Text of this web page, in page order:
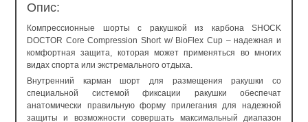
Опис:
Компрессионные шорты с ракушкой из карбона SHOCK
DOCTOR Core Compression Short w/ BioFlex Cup – надежная и
комфортная защита, которая может применяться во многих
видах спорта или экстремального отдыха.
Внутренний карман шорт для размещения ракушки со
специальной системой фиксации ракушки обеспечат
анатомически правильную форму прилегания для надежной
защиты и возможности совершать максимальный диапазон